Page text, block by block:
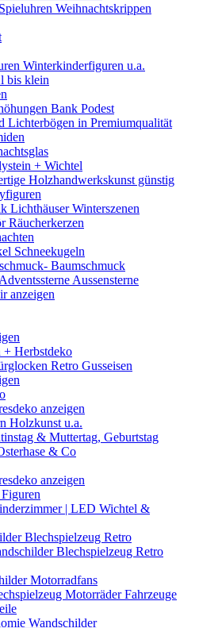
Weihnachtskrippen
Winterkinderfiguren u.a.
bis klein
Bank Podest
Lichterbögen in Premiumqualität
+ Wichtel
Holzhandwerkskunst günstig
Lichthäuser Winterszenen
Räucherkerzen
Schneekugeln
Baumschmuck
Aussensterne
anzeigen
+ Herbstdeko
Retro Gusseisen
anzeigen
Holzkunst u.a.
& Muttertag, Geburtstag
& Co
anzeigen
| LED Wichtel &
Blechspielzeug Retro
Blechspielzeug Retro
Motorradfans
Motorräder Fahrzeuge
Wandschilder